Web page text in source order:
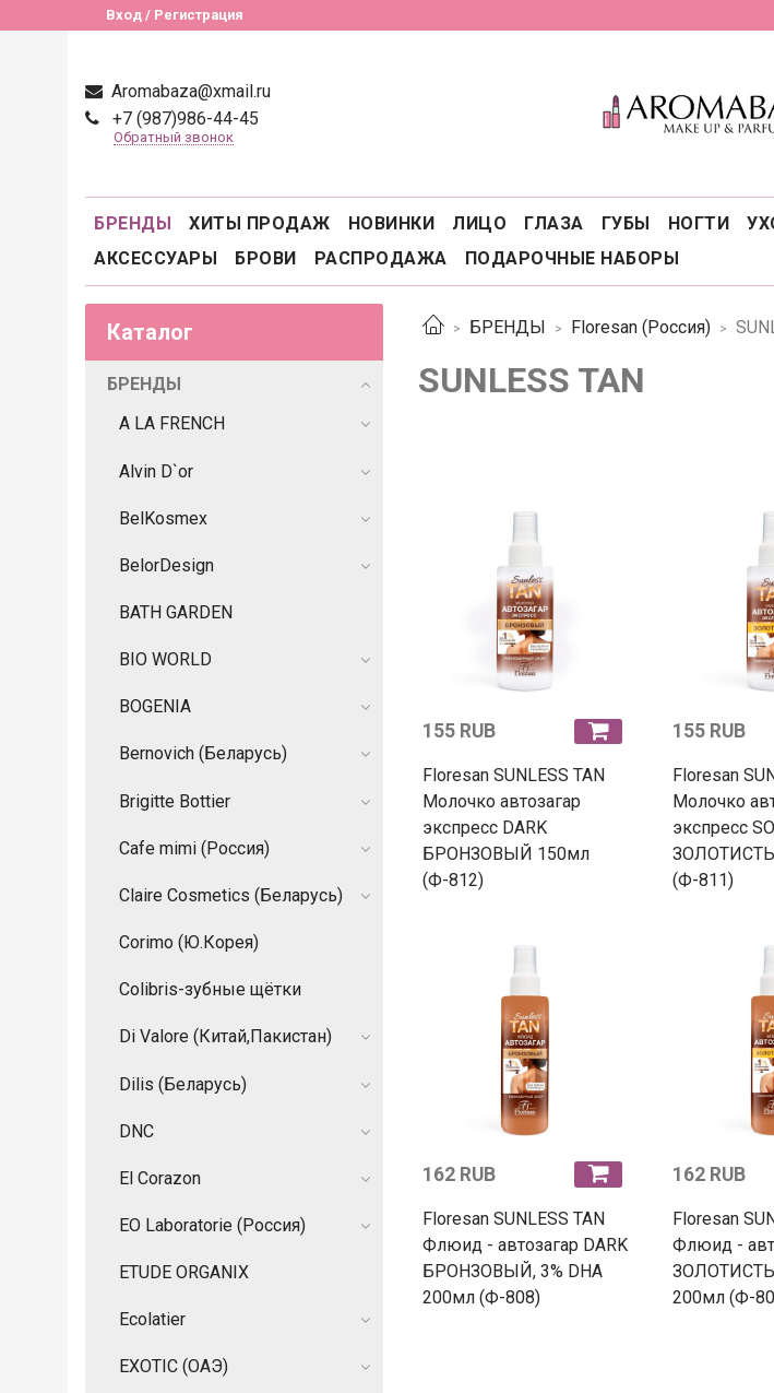
Вход / Регистрация
Aromabaza@xmail.ru
+7 (987)986-44-45
Обратный звонок
БРЕНДЫ ХИТЫ ПРОДАЖ НОВИНКИ ЛИЦО ГЛАЗА ГУБЫ НОГТИ
АКСЕССУАРЫ
БРОВИ РАСПРОДАЖА ПОДАРОЧНЫЕ НАБОРЫ
БРЕНДЫ Floresan (Россия)
SUNLESS TAN
155 RUB
Floresan SUNLESS TAN
Молочко автозагар
экспресс DARK
БРОНЗОВЫЙ 150мл
(Ф-812)
155 RUB
Floresan
Молочко
экспресс
(Ф-811)
162 RUB
Floresan SUNLESS TAN
Флюид - автозагар DARK
БРОНЗОВЫЙ, 3% DHA
200мл (Ф-808)
162 RUB
Floresan
Флюид -
200мл (Ф-
Каталог
БРЕНДЫ
A LA FRENCH
Alvin D`or
BelKosmex
BelorDesign
BATH GARDEN
BIO WORLD
BOGENIA
Bernovich (Беларусь)
Brigitte Bottier
Cafe mimi (Россия)
Claire Cosmetics (Беларусь)
Corimo (Ю.Корея)
Colibris-зубные щётки
Di Valore (Китай,Пакистан)
Dilis (Беларусь)
DNC
El Corazon
EO Laboratorie (Россия)
ETUDE ORGANIX
Ecolatier
EXOTIC (ОАЭ)